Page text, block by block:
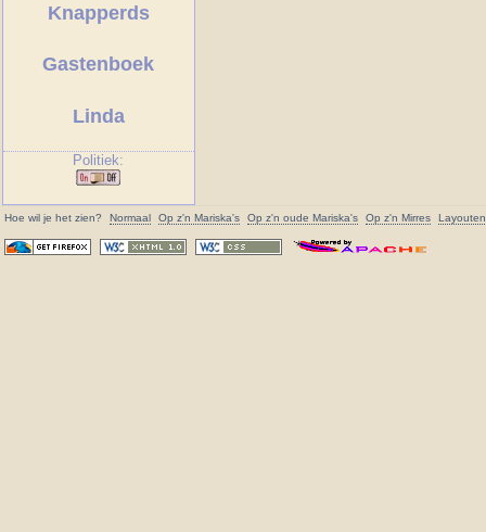
Knapperds
Gastenboek
Linda
Politiek:
Hoe wil je het zien? Normaal Op z'n Mariska's Op z'n oude Mariska's Op z'n Mirres